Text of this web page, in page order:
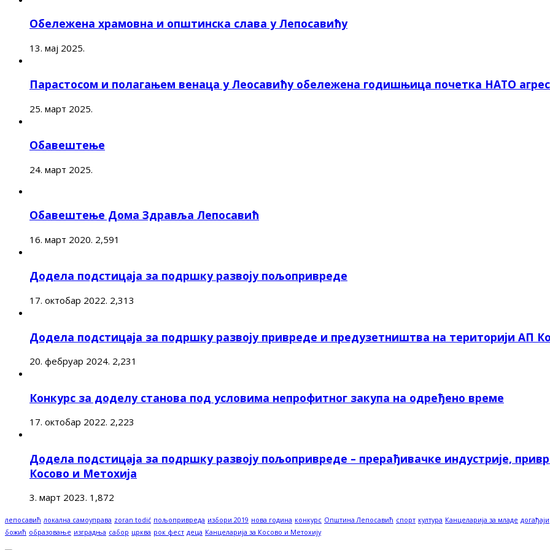
Обележена храмовна и општинска слава у Лепосавићу
13. мај 2025.
Парастосом и полагањем венаца у Леосавићу обележена годишњица почетка НАТО
25. март 2025.
Обавештење
24. март 2025.
Обавештење Дома Здравља Лепосавић
16. март 2020. 2,591
Додела подстицаја за подршку развоју пољопривреде
17. октобар 2022. 2,313
Додела подстицаја за подршку развоју привреде и предузетништва на територији АП
20. фебруар 2024. 2,231
Конкурс за доделу станова под условима непрофитног закупа на одређено време
17. октобар 2022. 2,223
Додела подстицаја за подршку развоју пољопривреде – прерађивачке индустрије,
Косово и Метохија
3. март 2023. 1,872
лепосавић локална самоуправа zoran todić пољопривреда избори 2019 нова година конкурс Општина Лепосавић спорт култура Канцеларија за младе догађаји
божић образовање изградња сабор црква рок фест деца Канцеларија за Косово и Метохију